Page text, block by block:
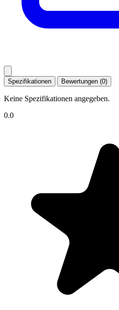
Spezifikationen Bewertungen (0)
Keine Spezifikationen angegeben.
0.0